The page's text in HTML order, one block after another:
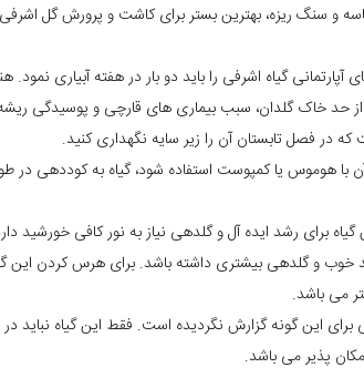
سنگ ریزه، بهترین بستر برای کاشت و پرورش گل
آپارتمانی گیاه اشرفی را باید دو بار در هفته
خاک گلدان، سبب بیماری های قارچی و پوسیدگی
که در فصل تابستان آن را زیر سایه نگهداری کنید.
هوموس یا کمپوست استفاده شود، گیاه به کوددهی در
برای رشد ایده آل و گلدهی نیاز به نور کافی خورشید
و گلدهی بیشتری داشته باشد. برای هرس کردن این
می باشد.
این گونه گزارش نگردیده است. فقط این گیاه نباید
پذیر می باشد.